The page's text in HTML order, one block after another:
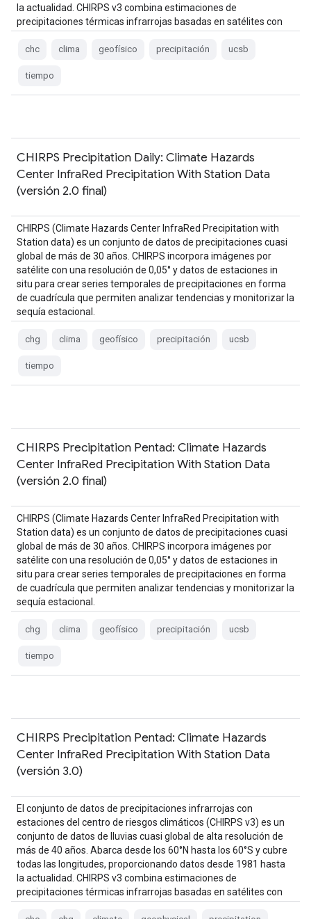
la actualidad. CHIRPS v3 combina estimaciones de
precipitaciones térmicas infrarrojas basadas en satélites con
chc clima geofísico precipitación ucsb
tiempo
CHIRPS Precipitation Daily: Climate Hazards
Center InfraRed Precipitation With Station Data
(versión 2.0 final)
CHIRPS (Climate Hazards Center InfraRed Precipitation with
Station data) es un conjunto de datos de precipitaciones cuasi
global de más de 30 años. CHIRPS incorpora imágenes por
satélite con una resolución de 0,05° y datos de estaciones in
situ para crear series temporales de precipitaciones en forma
de cuadrícula que permiten analizar tendencias y monitorizar la
sequía estacional.
chg clima geofísico precipitación ucsb
tiempo
CHIRPS Precipitation Pentad: Climate Hazards
Center InfraRed Precipitation With Station Data
(versión 2.0 final)
CHIRPS (Climate Hazards Center InfraRed Precipitation with
Station data) es un conjunto de datos de precipitaciones cuasi
global de más de 30 años. CHIRPS incorpora imágenes por
satélite con una resolución de 0,05° y datos de estaciones in
situ para crear series temporales de precipitaciones en forma
de cuadrícula que permiten analizar tendencias y monitorizar la
sequía estacional.
chg clima geofísico precipitación ucsb
tiempo
CHIRPS Precipitation Pentad: Climate Hazards
Center InfraRed Precipitation With Station Data
(versión 3.0)
El conjunto de datos de precipitaciones infrarrojas con
estaciones del centro de riesgos climáticos (CHIRPS v3) es un
conjunto de datos de lluvias cuasi global de alta resolución de
más de 40 años. Abarca desde los 60°N hasta los 60°S y cubre
todas las longitudes, proporcionando datos desde 1981 hasta
la actualidad. CHIRPS v3 combina estimaciones de
precipitaciones térmicas infrarrojas basadas en satélites con